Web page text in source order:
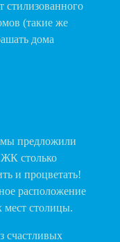
стилизованного
(такие же
дома
мы предложили
столько
и процветать!
расположение
мест столицы.
счастливых